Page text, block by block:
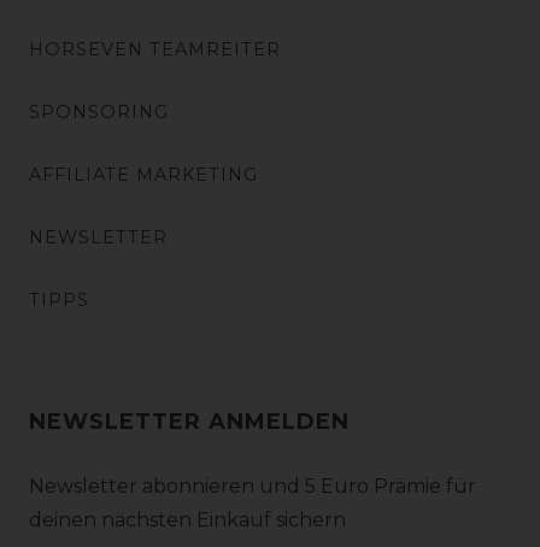
HORSEVEN TEAMREITER
SPONSORING
AFFILIATE MARKETING
NEWSLETTER
TIPPS
NEWSLETTER ANMELDEN
Newsletter abonnieren und 5 Euro Prämie für
deinen nächsten Einkauf sichern